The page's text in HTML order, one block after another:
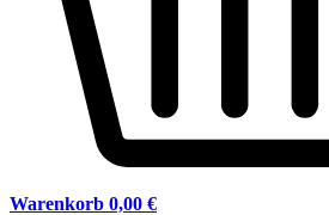
Warenkorb 0,00 €